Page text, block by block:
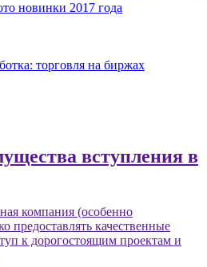
новинки 2017 года
торговля на биржах
вступления в
компания (особенно
предоставлять качественные
к дорогостоящим проектам и